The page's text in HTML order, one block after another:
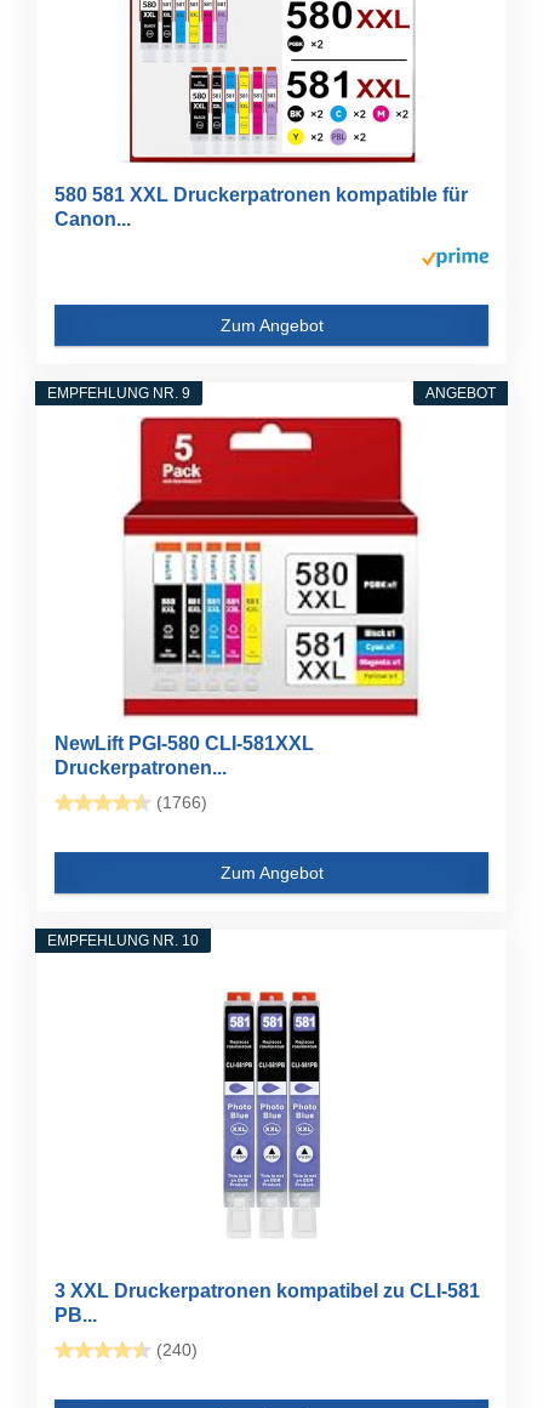
580 581 XXL Druckerpatronen kompatible für
Canon...
Zum Angebot
ANGEBOT
EMPFEHLUNG NR. 9
NewLift PGI-580 CLI-581XXL
Druckerpatronen...
(1766)
Zum Angebot
EMPFEHLUNG NR. 10
3 XXL Druckerpatronen kompatibel zu CLI-581
PB...
(240)